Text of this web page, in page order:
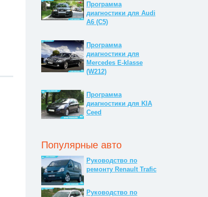
Программа
диагностики для Audi
A6 (C5)
Программа
диагностики для
Mercedes E-klasse
(W212)
Программа
диагностики для KIA
Ceed
Популярные авто
Руководство по
ремонту Renault Trafic
Руководство по